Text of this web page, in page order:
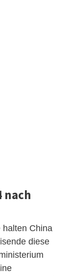
nach
halten China
diese